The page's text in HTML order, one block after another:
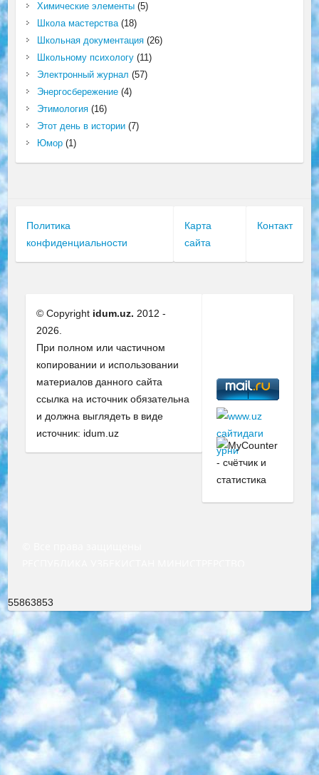
Химические элементы(5)
Школа мастерства(18)
Школьная документация(26)
Школьному психологу(11)
Электронный журнал (57)
Энергосбережение(4)
Этимология(16)
Этот день в истории(7)
Юмор(1)
Политика
конфиденциальности
Карта
сайта
Контакт
© Copyright idum.uz. 2012 -
2026.
При полном или частичном
копировании и использовании
материалов данного сайта
ссылка на источник обязательна
и должна выглядеть в виде
источник: idum.uz
55863853